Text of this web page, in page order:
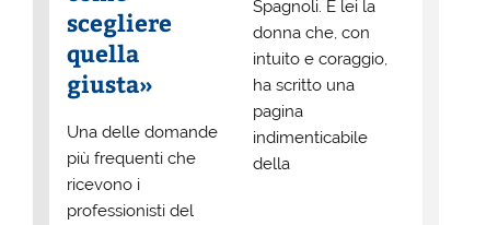
scegliere
quella
giusta»
Una delle domande
più frequenti che
ricevono i
professionisti del
Spagnoli. È lei la
donna che, con
intuito e coraggio,
ha scritto una
pagina
indimenticabile
della